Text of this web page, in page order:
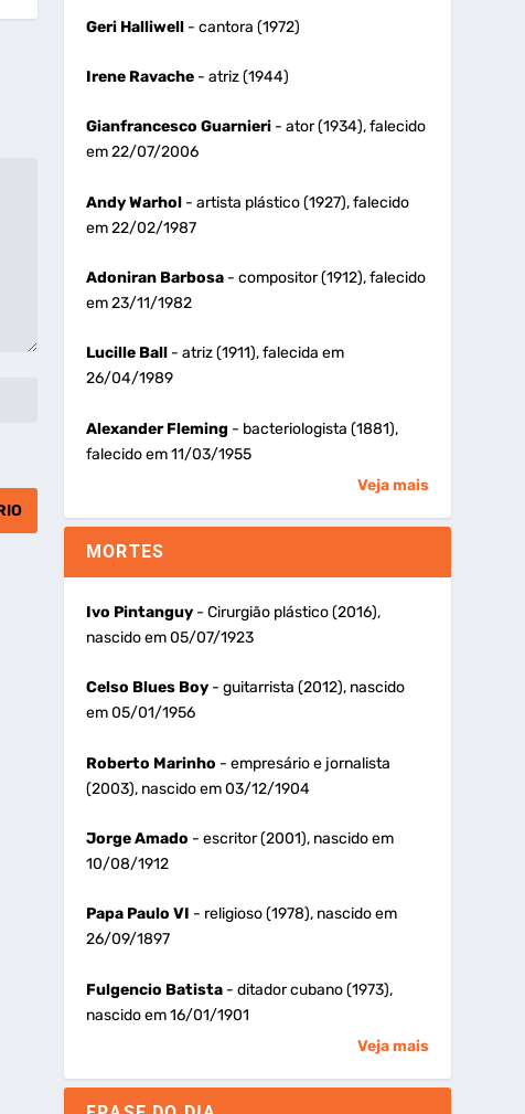
Geri Halliwell- cantora (1972)
Irene Ravache- atriz (1944)
Gianfrancesco Guarnieri- ator (1934), falecido
em 22/07/2006
Andy Warhol- artista plástico (1927), falecido
em 22/02/1987
Adoniran Barbosa- compositor (1912), falecido
em 23/11/1982
Lucille Ball- atriz (1911), falecida em
26/04/1989
Alexander Fleming - bacteriologista (1881),
falecido em 11/03/1955
Veja mais
MORTES
Ivo Pintanguy- Cirurgião plástico (2016),
nascido em 05/07/1923
Celso Blues Boy- guitarrista (2012), nascido
em 05/01/1956
Roberto Marinho - empresário e jornalista
(2003), nascido em 03/12/1904
Jorge Amado - escritor (2001), nascido em
10/08/1912
Papa Paulo VI - religioso (1978), nascido em
26/09/1897
Fulgencio Batista- ditador cubano (1973),
nascido em 16/01/1901
Veja mais